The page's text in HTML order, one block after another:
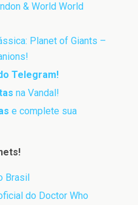
& World World
Planet of Giants –
Telegram!
na Vandal!
e complete sua
Brasil
do Doctor Who